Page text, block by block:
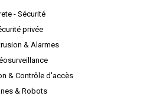
- Sécurité
privée
& Alarmes
& Contrôle d'accès
& Robots